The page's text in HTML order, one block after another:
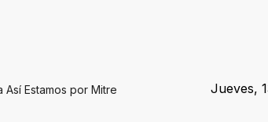
Estamos por Mitre
Jueves,